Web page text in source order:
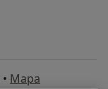
• Mapa